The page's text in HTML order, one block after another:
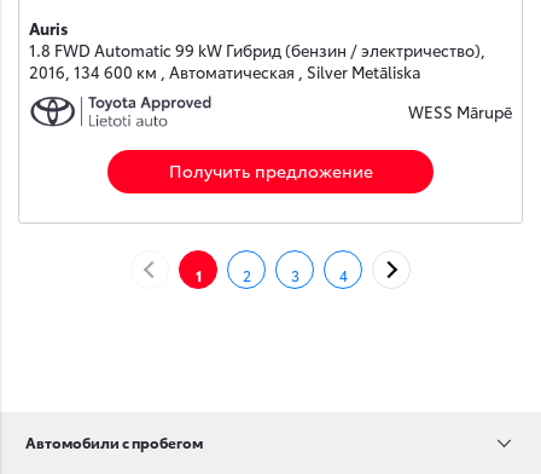
Auris
1.8 FWD Automatic 99 kW Гибрид (бензин / электричество),
2016, 134 600 км , Автоматическая , Silver Metāliska
WESS Mārupē
Получить предложение
НАЗАД ДАЛЕЕ
1 2 3 4
Автомобили с пробегом